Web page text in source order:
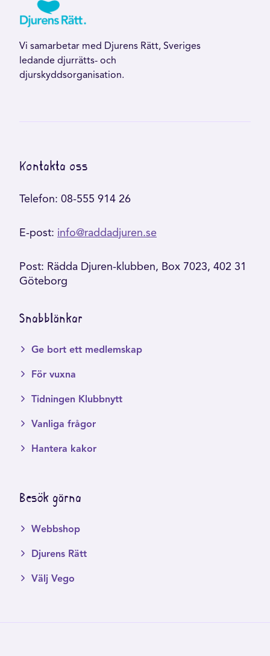
Vi samarbetar med Djurens Rätt, Sveriges
ledande djurrätts- och
djurskyddsorganisation.
Kontakta oss
Telefon: 08-555 914 26
E-post: info@raddadjuren.se
Post: Rädda Djuren-klubben, Box 7023, 402 31
Göteborg
Snabblänkar
Ge bort ett medlemskap
För vuxna
Tidningen Klubbnytt
Vanliga frågor
Hantera kakor
Besök gärna
Webbshop
Djurens Rätt
Välj Vego